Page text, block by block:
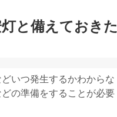
と備えておきた
いつ発生するかわからな
の準備をすることが必要